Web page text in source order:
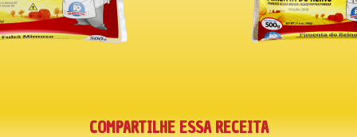
COMPARTILHE ESSA RECEITA